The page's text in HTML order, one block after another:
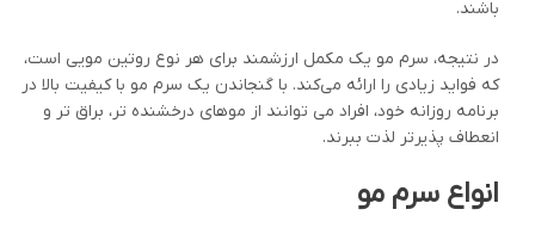
باشند.
در نتیجه، سرم مو یک مکمل ارزشمند برای هر نوع روتین مویی است،
که فواید زیادی را ارائه می‌کند. با گنجاندن یک سرم مو با کیفیت بالا در
برنامه روزانه خود، افراد می توانند از موهای درخشنده تر، براق تر و
انعطاف پذیرتر لذت ببرند.
انواع سرم مو